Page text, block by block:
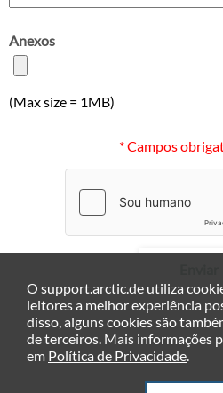
Anexos
(Max size = 1MB)
* Campos
O support.arctic.de utiliza
leitores a melhor experiência
disso, alguns cookies são
de terceiros. Mais informações
em Política de Privacidade.